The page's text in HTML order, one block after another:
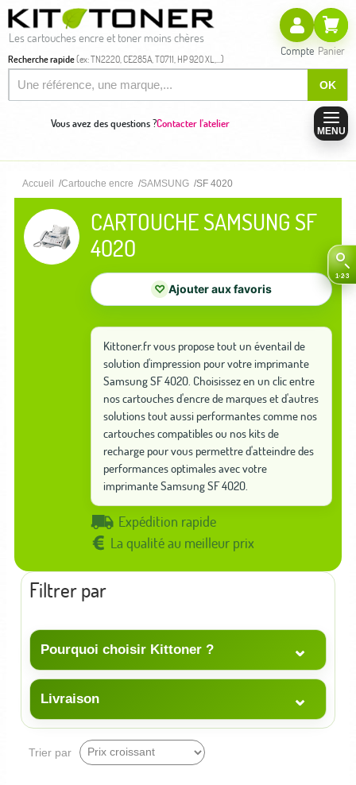
Les cartouches encre et toner moins chères
Recherche rapide(ex: TN2220, CE285A, T0711, HP 920 XL,...)
OK
Compte Panier
Vous avez des questions ?Contacter l'atelier
MENU
Accueil Cartouche encre SAMSUNG SF 4020
CARTOUCHE SAMSUNG SF
4020
♡ Ajouter aux favoris
Kittoner.fr vous propose tout un éventail de
solution d'impression pour votre imprimante
Samsung SF 4020. Choisissez en un clic entre
nos cartouches d'encre de marques et d'autres
solutions tout aussi performantes comme nos
cartouches compatibles ou nos kits de
recharge pour vous permettre d'atteindre des
performances optimales avec votre
imprimante Samsung SF 4020.
Expédition rapide
La qualité au meilleur prix
Filtrer par
Pourquoi choisir Kittoner ? ⌄
Livraison ⌄
Trier par